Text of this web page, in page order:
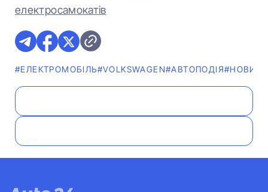
електросамокатів
#ЕЛЕКТРОМОБІЛЬ#VOLKSWAGEN#АВТОПОДІЯ